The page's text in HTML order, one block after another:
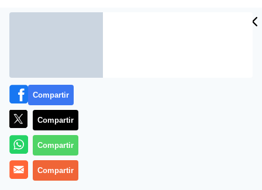
Durante la pretemporada, el técnico Juande Ramos ya
Compartir
Compartir
Compartir
Compartir